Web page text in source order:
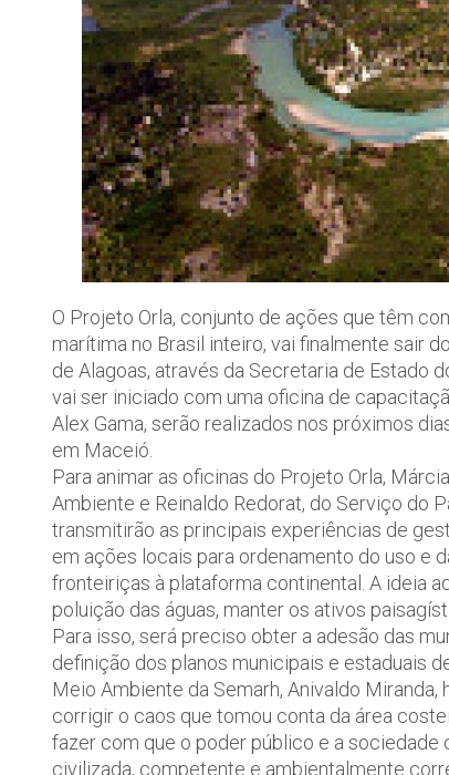
O Projeto Orla, conjunto de ações que têm
marítima no Brasil inteiro, vai finalmente sair
de Alagoas, através da Secretaria de Estado
vai ser iniciado com uma oficina de
Alex Gama, serão realizados nos próximos
em Maceió.
Para animar as oficinas do Projeto Orla,
Ambiente e Reinaldo Redorat, do Serviço do
transmitirão as principais experiências de
em ações locais para ordenamento do uso e
fronteiriças à plataforma continental. A ideia
poluição das águas, manter os ativos
Para isso, será preciso obter a adesão das
definição dos planos municipais e estaduais
Meio Ambiente da Semarh, Anivaldo
corrigir o caos que tomou conta da área
fazer com que o poder público e a
civilizada, competente e ambientalmente